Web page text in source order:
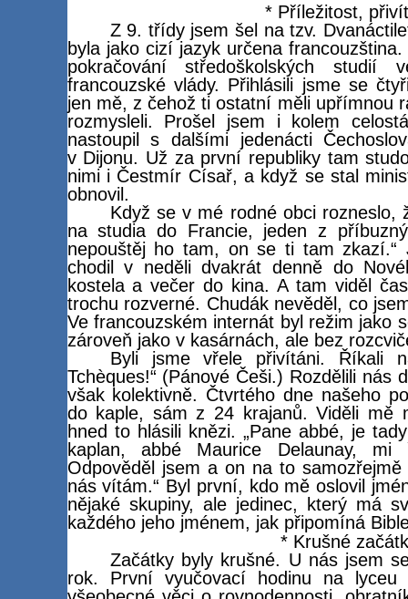
* Příležitost,
Z 9. třídy jsem šel na tzv.
byla jako cizí jazyk určena
pokračování středoškolských studií
francouzské vlády. Přihlásili jsme se
jen mě, z čehož ti ostatní měli upřímnou
rozmysleli. Prošel jsem i kolem
nastoupil s dalšími jedenácti
v Dijonu. Už za první republiky tam
nimi i Čestmír Císař, a když se stal
obnovil.
Když se v mé rodné obci rozneslo,
na studia do Francie, jeden z
nepouštěj ho tam, on se ti tam
chodil v neděli dvakrát denně do
kostela a večer do kina. A tam viděl
trochu rozverné. Chudák nevěděl, co
Ve francouzském internát byl režim jako
zároveň jako v kasárnách, ale bez
Byli jsme vřele přivítáni. Říkali
Tchèques!“ (Pánové Češi.) Rozdělili
však kolektivně. Čtvrtého dne našeho
do kaple, sám z 24 krajanů. Viděli mě
hned to hlásili knězi. „Pane abbé, je
kaplan, abbé Maurice Delaunay, mi
Odpověděl jsem a on na to
nás vítám.“ Byl první, kdo mě oslovil
nějaké skupiny, ale jedinec, který má
každého jeho jménem, jak připomíná
* Krušné
Začátky byly krušné. U nás jsem
rok. První vyučovací hodinu na lyceu